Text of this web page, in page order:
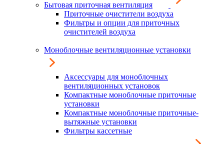
Бытовая приточная вентиляция
Приточные очистители воздуха
Фильтры и опции для приточных
очистителей воздуха
Моноблочные вентиляционные установки
Аксессуары для моноблочных
вентиляционных установок
Компактные моноблочные приточные
установки
Компактные моноблочные приточные-
вытяжные установки
Фильтры кассетные